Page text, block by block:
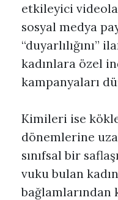
etkileyici
sosyal medya
“duyarlılığını”
kadınlara özel
kampanyaları
Kimileri ise
dönemlerine
sınıfsal bir
vuku bulan
bağlamlarından